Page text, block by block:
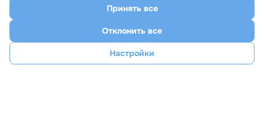
Все права защищены © 2013 – 2026 Farmacie.md
Скачайте наше приложение
Настройки cookie
Принять все
Отклонить все
Настройки